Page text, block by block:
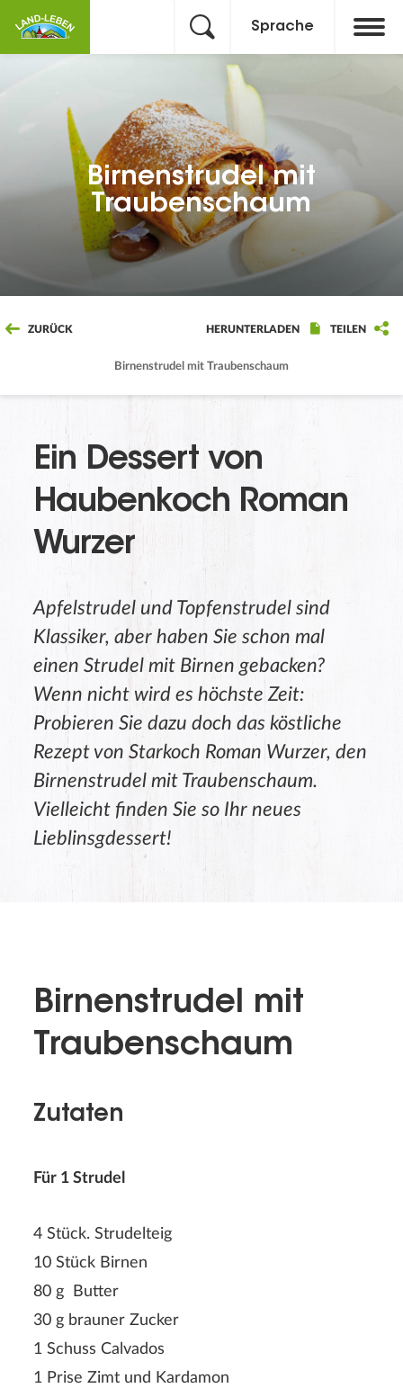
Sprache
Birnenstrudel mit
Traubenschaum
ZURÜCK
Birnenstrudel mit Traubenschaum
HERUNTERLADEN TEILEN
Ein Dessert von
Haubenkoch Roman
Wurzer
Apfelstrudel und Topfenstrudel sind
Klassiker, aber haben Sie schon mal
einen Strudel mit Birnen gebacken?
Wenn nicht wird es höchste Zeit:
Probieren Sie dazu doch das köstliche
Rezept von Starkoch Roman Wurzer, den
Birnenstrudel mit Traubenschaum.
Vielleicht finden Sie so Ihr neues
Lieblinsgdessert!
Birnenstrudel mit
Traubenschaum
Zutaten
Für 1 Strudel
4 Stück. Strudelteig
10 Stück Birnen
80 g Butter
30 g brauner Zucker
1 Schuss Calvados
1 Prise Zimt und Kardamon